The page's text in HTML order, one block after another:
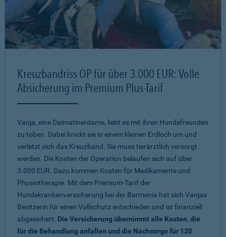
Kreuzbandriss OP für über 3.000 EUR: Volle
Absicherung im Premium Plus-Tarif
Vanja, eine Dalmatinerdame, liebt es mit ihren Hundefreunden
zu toben. Dabei knickt sie in einem kleinen Erdloch um und
verletzt sich das Kreuzband. Sie muss tierärztlich versorgt
werden. Die Kosten der Operation belaufen sich auf über
3.000 EUR. Dazu kommen Kosten für Medikamente und
Physiotherapie. Mit dem Premium-Tarif der
Hundekrankenversicherung bei der Barmenia hat sich Vanjas
Besitzerin für einen Vollschutz entschieden und ist finanziell
abgesichert. Die Versicherung übernimmt alle Kosten, die
für die Behandlung anfallen und die Nachsorge für 120